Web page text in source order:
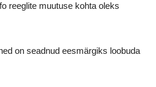
reeglite muutuse kohta oleks
on seadnud eesmärgiks loobuda